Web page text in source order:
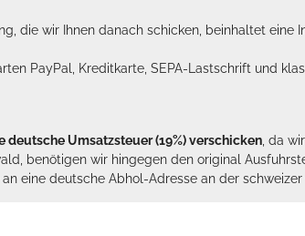
die wir Ihnen danach schicken, beinhaltet
PayPal, Kreditkarte, SEPA-Lastschrift und
deutsche Umsatzsteuer (19%) verschicken , da
benötigen wir hingegen den original
eine deutsche Abhol-Adresse an der schweizer